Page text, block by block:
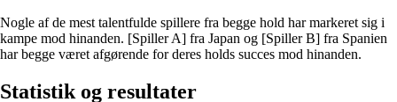
Nogle af de mest talentfulde spillere fra begge hold har markeret sig i
kampe mod hinanden. [Spiller A] fra Japan og [Spiller B] fra Spanien
har begge været afgørende for deres holds succes mod hinanden.
Statistik og resultater